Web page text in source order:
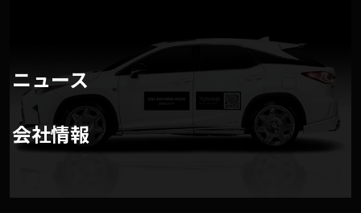
ニュース
会社情報